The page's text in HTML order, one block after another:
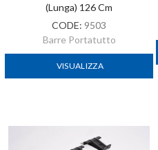
(lunga) 126 Cm
CODE: 9503
Barre Portatutto
VISUALIZZA